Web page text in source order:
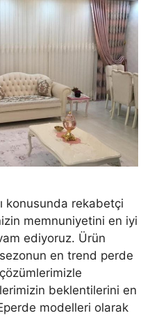
konusunda rekabetçi
memnuniyetini en iyi
ediyoruz. Ürün
en trend perde
beklentilerini en
modelleri olarak